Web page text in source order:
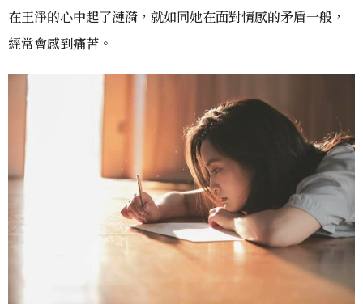
在王淨的心中起了漣漪，就如同她在面對情感的矛盾一般，
經常會感到痛苦。